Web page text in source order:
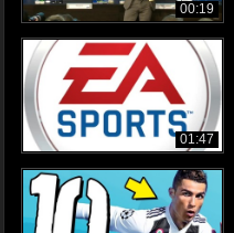
00:19
01:47